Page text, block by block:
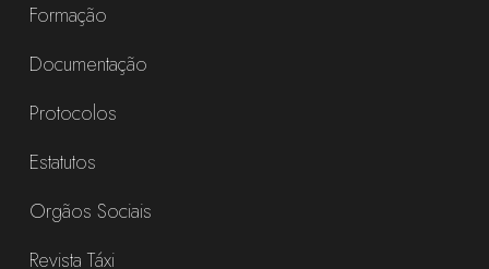
Formação
Documentação
Protocolos
Estatutos
Orgãos Sociais
Revista Táxi